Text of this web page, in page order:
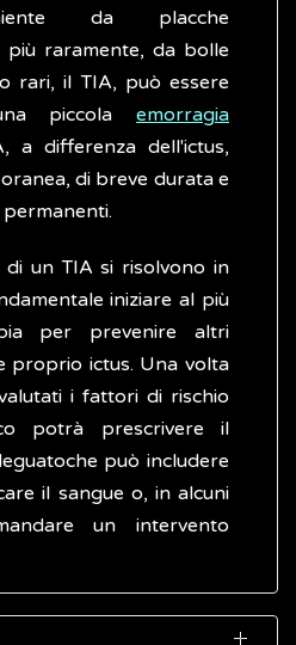
da placche
più raramente, da bolle
rari, il TIA, può essere
piccola emorragia
a differenza dell'ictus,
di breve durata e
un TIA si risolvono in
iniziare al più
per prevenire altri
proprio ictus. Una volta
i fattori di rischio
potrà prescrivere il
può includere
il sangue o, in alcuni
un intervento